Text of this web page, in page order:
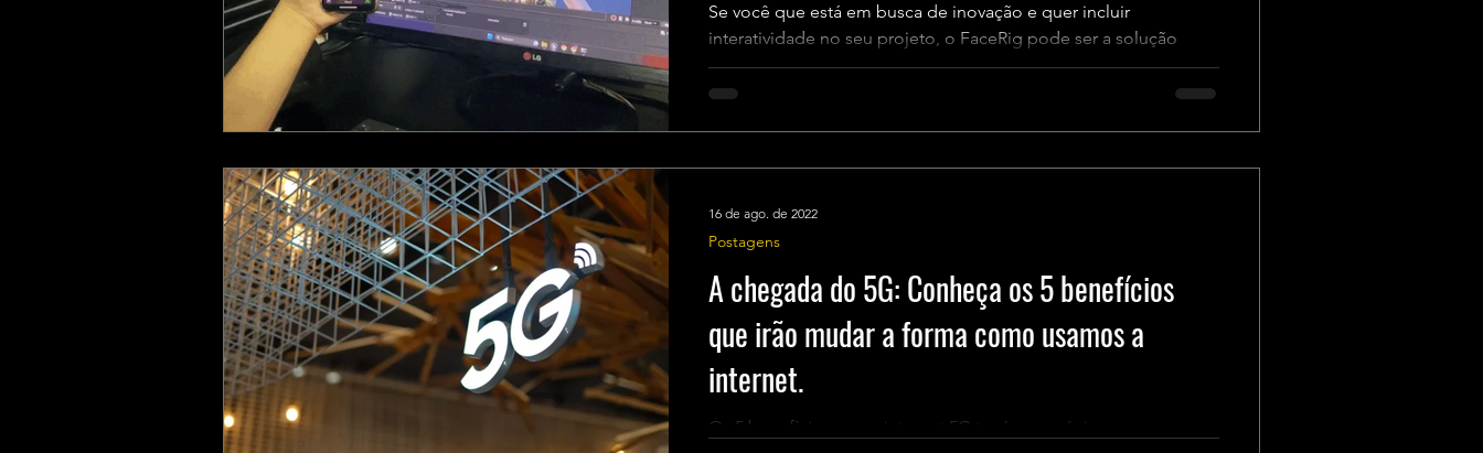
Se você que está em busca de inovação e quer incluir
interatividade no seu projeto, o FaceRig pode ser a solução
perfeita! Abaixo, vamos...
A chegada do 5G: Conheça os 5 benefícios
que irão mudar a forma como usamos a
internet.
Os 5 benefícios que a internet 5G trará nos próximos meses.
Postagens
16 de ago. de 2022